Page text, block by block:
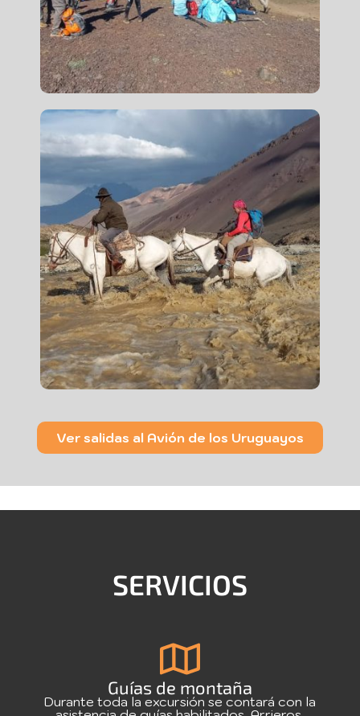
Ver salidas al Avión de los Uruguayos
SERVICIOS
Guías de montaña
Durante toda la excursión se contará con la